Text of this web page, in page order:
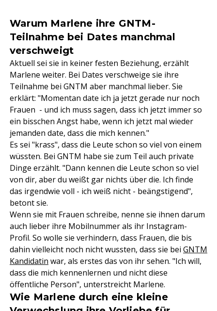
Warum Marlene ihre GNTM-
Teilnahme bei Dates manchmal
verschweigt
Aktuell sei sie in keiner festen Beziehung, erzählt
Marlene weiter. Bei Dates verschweige sie ihre
Teilnahme bei GNTM aber manchmal lieber. Sie
erklärt: "Momentan date ich ja jetzt gerade nur noch
Frauen - und ich muss sagen, dass ich jetzt immer so
ein bisschen Angst habe, wenn ich jetzt mal wieder
jemanden date, dass die mich kennen."
Es sei "krass", dass die Leute schon so viel von einem
wüssten. Bei GNTM habe sie zum Teil auch private
Dinge erzählt. "Dann kennen die Leute schon so viel
von dir, aber du weißt gar nichts über die. Ich finde
das irgendwie voll - ich weiß nicht - beängstigend",
betont sie.
Wenn sie mit Frauen schreibe, nenne sie ihnen darum
auch lieber ihre Mobilnummer als ihr Instagram-
Profil. So wolle sie verhindern, dass Frauen, die bis
dahin vielleicht noch nicht wussten, dass sie bei GNTM
Kandidatin war, als erstes das von ihr sehen. "Ich will,
dass die mich kennenlernen und nicht diese
öffentliche Person", unterstreicht Marlene.
Wie Marlene durch eine kleine